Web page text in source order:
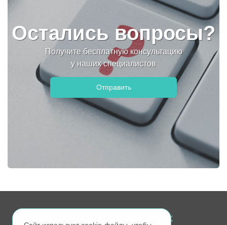
Остались вопросы?
Получите бесплатную консультацию
у наших специалистов
Ищите нас в соц. сетях